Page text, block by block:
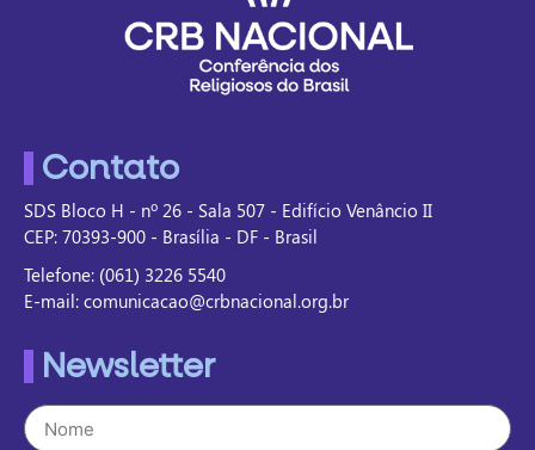
Contato
SDS Bloco H - nº 26 - Sala 507 - Edifício Venâncio II
CEP: 70393-900 - Brasília - DF - Brasil
Telefone: (061) 3226 5540
E-mail: comunicacao@crbnacional.org.br
Newsletter